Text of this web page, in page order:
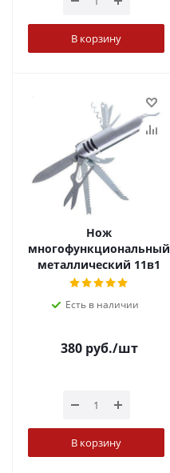
В корзину
Нож
многофункциональный
металлический 11в1
Есть в наличии
380руб./шт
В корзину